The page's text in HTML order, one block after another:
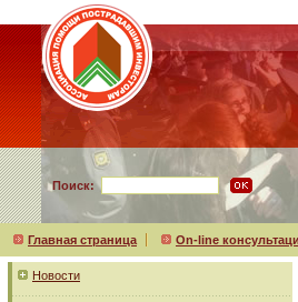
Поиск:
Главная страница On-line
Новости